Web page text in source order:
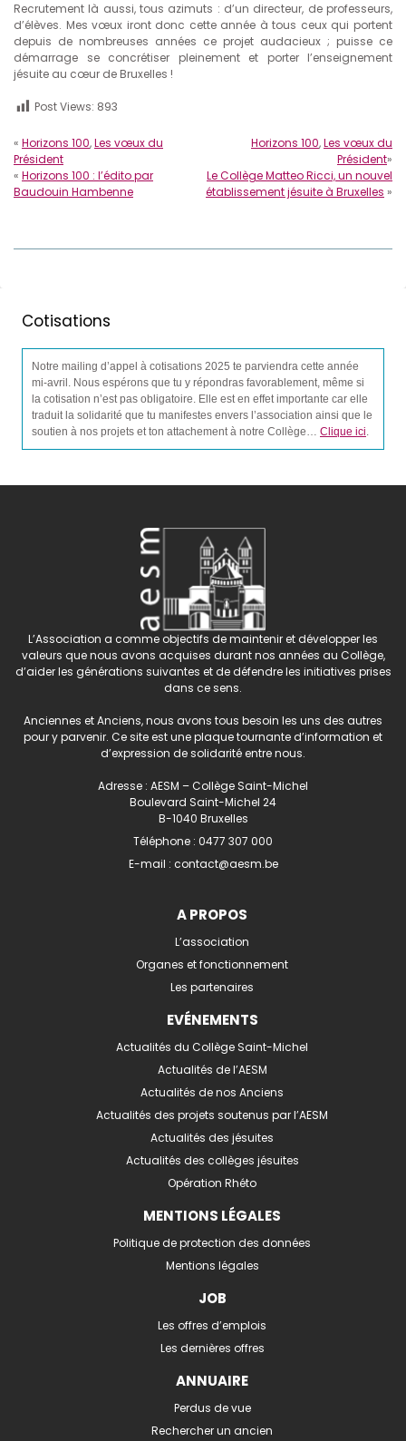
Recrutement là aussi, tous azimuts : d’un directeur, de professeurs,
d’élèves. Mes vœux iront donc cette année à tous ceux qui portent
depuis de nombreuses années ce projet audacieux ; puisse ce
démarrage se concrétiser pleinement et porter l’enseignement
jésuite au cœur de Bruxelles !
Post Views: 893
« Horizons 100,Les vœux du
Président
« Horizons 100 : l’édito par
Baudouin Hambenne
Horizons 100,Les vœux du
Président»
Le Collège Matteo Ricci, un nouvel
établissement jésuite à Bruxelles »
Cotisations
Notre mailing d’appel à cotisations 2025 te parviendra cette année
mi-avril. Nous espérons que tu y répondras favorablement, même si
la cotisation n’est pas obligatoire. Elle est en effet importante car elle
traduit la solidarité que tu manifestes envers l’association ainsi que le
soutien à nos projets et ton attachement à notre Collège… Clique ici.
L’Association a comme objectifs de maintenir et développer les
valeurs que nous avons acquises durant nos années au Collège,
d’aider les générations suivantes et de défendre les initiatives prises
dans ce sens.
Anciennes et Anciens, nous avons tous besoin les uns des autres
pour y parvenir. Ce site est une plaque tournante d’information et
d’expression de solidarité entre nous.
Adresse : AESM – Collège Saint-Michel
Boulevard Saint-Michel 24
B-1040 Bruxelles
Téléphone : 0477 307 000
E-mail : contact@aesm.be
A PROPOS
L’association
Organes et fonctionnement
Les partenaires
EVÉNEMENTS
Actualités du Collège Saint-Michel
Actualités de l’AESM
Actualités de nos Anciens
Actualités des projets soutenus par l’AESM
Actualités des jésuites
Actualités des collèges jésuites
Opération Rhéto
MENTIONS LÉGALES
Politique de protection des données
Mentions légales
JOB
Les offres d’emplois
Les dernières offres
ANNUAIRE
Perdus de vue
Rechercher un ancien